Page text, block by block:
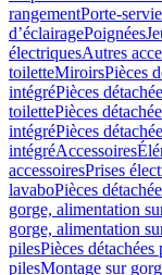
rangementPorte-
d’éclairagePoignées
électriquesAutres
toiletteMiroirsPièces
intégréPièces
toilettePièces
intégréPièces
intégréAccessoires
accessoiresPrises
lavaboPièces
gorge, alimentation
gorge, alimentation
pilesPièces
pilesMontage sur